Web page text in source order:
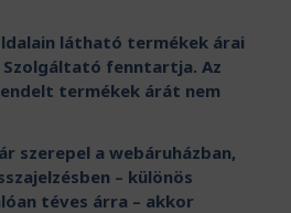
látható termékek árai
fenntartja. Az
termékek árát nem
szerepel a webáruházban,
– különös
téves árra – akkor